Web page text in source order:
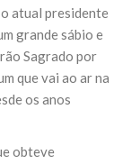
atual presidente
grande sábio e
Sagrado por
que vai ao ar na
os anos
obteve